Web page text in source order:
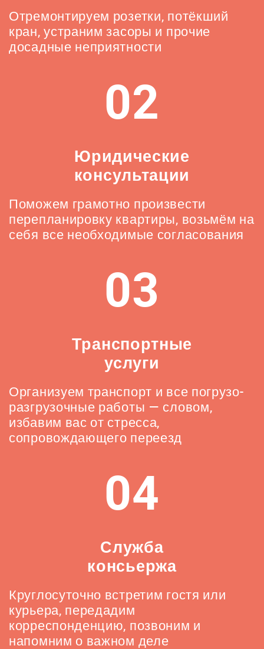
Отремонтируем розетки, потёкший
кран, устраним засоры и прочие
досадные неприятности
02
Юридические
консультации
Поможем грамотно произвести
перепланировку квартиры, возьмём на
себя все необходимые согласования
03
Транспортные
услуги
Организуем транспорт и все погрузо-
разгрузочные работы — словом,
избавим вас от стресса,
сопровождающего переезд
04
Служба
консьержа
Круглосуточно встретим гостя или
курьера, передадим
корреспонденцию, позвоним и
напомним о важном деле